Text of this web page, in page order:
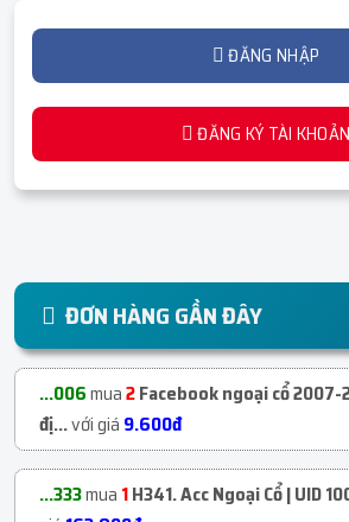
ĐĂNG NHẬP
ĐĂNG KÝ TÀI KHOẢN
ĐƠN HÀNG GẦN ĐÂY
...006mua2Facebook ngoại cổ 2007-
đị...với giá 9.600đ
...333mua 1H341. Acc Ngoại Cổ | UID